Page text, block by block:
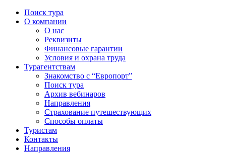
Поиск тура
О компании
О нас
Реквизиты
Финансовые гарантии
Условия и охрана труда
Турагентствам
Знакомство с “Европорт”
Поиск тура
Архив вебинаров
Направления
Страхование путешествующих
Способы оплаты
Туристам
Контакты
Направления